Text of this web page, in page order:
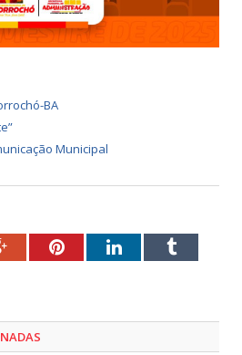
BA
Municipal
Google+PinterestLinkedInTumblr